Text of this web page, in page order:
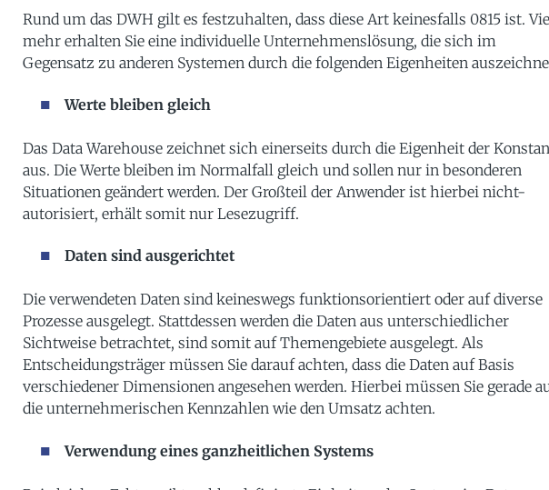
Rund um das DWH gilt es festzuhalten, dass diese Art keinesfalls 0815 ist.
mehr erhalten Sie eine individuelle Unternehmenslösung, die sich im
Gegensatz zu anderen Systemen durch die folgenden Eigenheiten
Werte bleiben gleich
Das Data Warehouse zeichnet sich einerseits durch die Eigenheit der
aus. Die Werte bleiben im Normalfall gleich und sollen nur in besonderen
Situationen geändert werden. Der Großteil der Anwender ist hierbei nicht-
autorisiert, erhält somit nur Lesezugriff.
Daten sind ausgerichtet
Die verwendeten Daten sind keineswegs funktionsorientiert oder auf diverse
Prozesse ausgelegt. Stattdessen werden die Daten aus unterschiedlicher
Sichtweise betrachtet, sind somit auf Themengebiete ausgelegt. Als
Entscheidungsträger müssen Sie darauf achten, dass die Daten auf Basis
verschiedener Dimensionen angesehen werden. Hierbei müssen Sie gerade
die unternehmerischen Kennzahlen wie den Umsatz achten.
Verwendung eines ganzheitlichen Systems